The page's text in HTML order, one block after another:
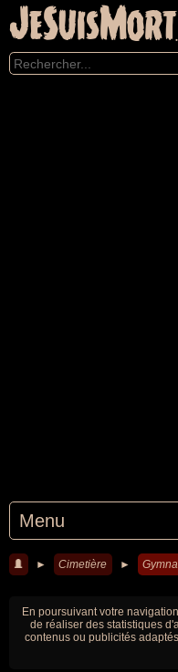
JeSuisMort
Menu
► Cimetière ►
En poursuivant votre
de réaliser des statistiques
contenus ou publicités